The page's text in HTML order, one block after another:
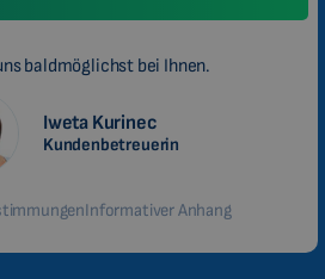
baldmöglichst bei Ihnen.
Iweta Kurinec
Kundenbetreuerin
Informativer Anhang